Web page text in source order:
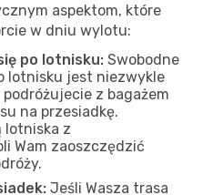
aspektom, które
w dniu wylotu:
po lotnisku: Swobodne
lotnisku jest niezwykle
z bagażem
na przesiadkę.
lotniska z
Wam zaoszczędzić
Jeśli Wasza trasa